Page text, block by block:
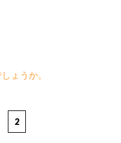
ょうか。
2